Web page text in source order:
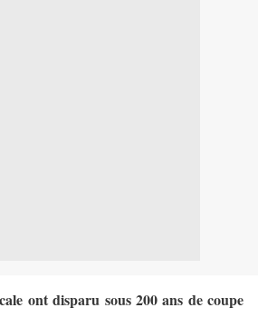
ont disparu sous 200 ans de coupe